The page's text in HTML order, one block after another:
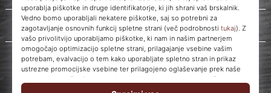
Storitve za stranke